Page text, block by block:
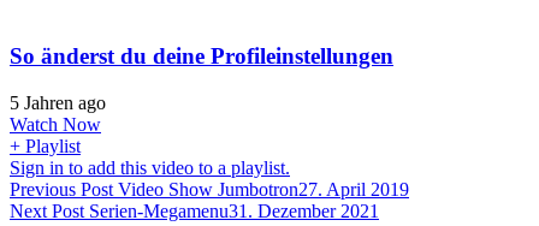
So änderst du deine Profileinstellungen
5 Jahren ago
Watch Now
+ Playlist
Sign in to add this video to a playlist.
Beitragsnavigation
Previous Post Video Show Jumbotron27. April 2019
Next Post Serien-Megamenu31. Dezember 2021